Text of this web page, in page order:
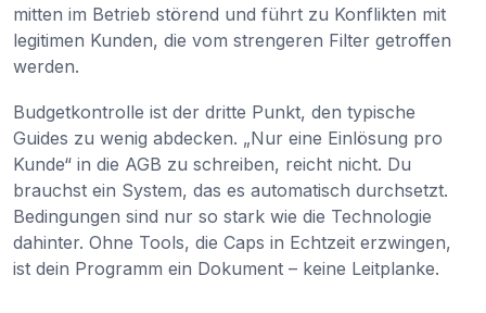
mitten im Betrieb störend und führt zu Konflikten mit
legitimen Kunden, die vom strengeren Filter getroffen
werden.
Budgetkontrolle ist der dritte Punkt, den typische
Guides zu wenig abdecken. „Nur eine Einlösung pro
Kunde“ in die AGB zu schreiben, reicht nicht. Du
brauchst ein System, das es automatisch durchsetzt.
Bedingungen sind nur so stark wie die Technologie
dahinter. Ohne Tools, die Caps in Echtzeit erzwingen,
ist dein Programm ein Dokument – keine Leitplanke.